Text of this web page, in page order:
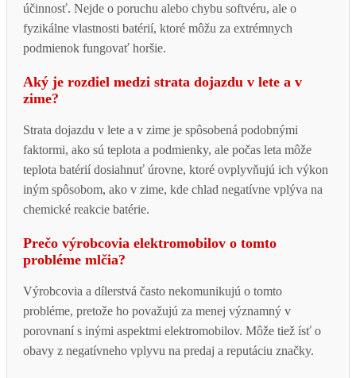
účinnosť. Nejde o poruchu alebo chybu softvéru, ale o
fyzikálne vlastnosti batérií, ktoré môžu za extrémnych
podmienok fungovať horšie.
Aký je rozdiel medzi strata dojazdu v lete a v
zime?
Strata dojazdu v lete a v zime je spôsobená podobnými
faktormi, ako sú teplota a podmienky, ale počas leta môže
teplota batérií dosiahnuť úrovne, ktoré ovplyvňujú ich výkon
iným spôsobom, ako v zime, kde chlad negatívne vplýva na
chemické reakcie batérie.
Prečo výrobcovia elektromobilov o tomto
probléme mlčia?
Výrobcovia a dílerstvá často nekomunikujú o tomto
probléme, pretože ho považujú za menej významný v
porovnaní s inými aspektmi elektromobilov. Môže tiež ísť o
obavy z negatívneho vplyvu na predaj a reputáciu značky.